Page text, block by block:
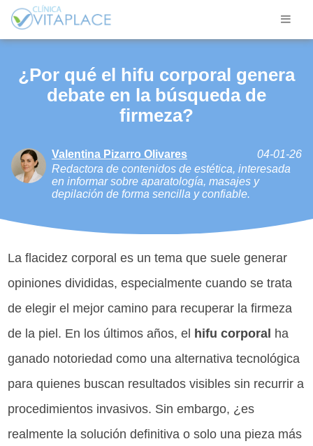
¿Por qué el hifu corporal genera
debate en la búsqueda de
firmeza?
Valentina Pizarro Olivares
04-01-26
Redactora de contenidos de estética, interesada
en informar sobre aparatología, masajes y
depilación de forma sencilla y confiable.
La flacidez corporal es un tema que suele generar
opiniones divididas, especialmente cuando se trata
de elegir el mejor camino para recuperar la firmeza
de la piel. En los últimos años, el hifu corporal ha
ganado notoriedad como una alternativa tecnológica
para quienes buscan resultados visibles sin recurrir a
procedimientos invasivos. Sin embargo, ¿es
realmente la solución definitiva o solo una pieza más